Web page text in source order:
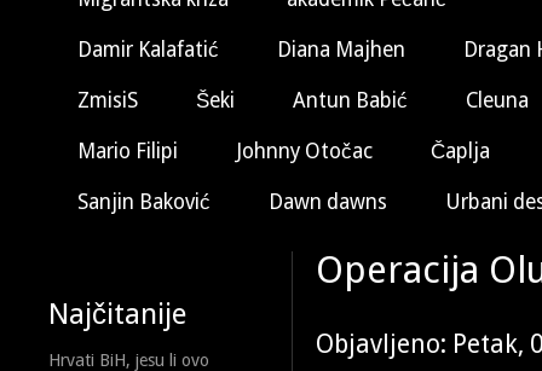
Damir Kalafatić Diana Majhen Dragan
ZmisiS Šeki Antun Babić Cleuna
Mario Filipi Johnny Otočac Čaplja
Sanjin Baković Dawn dawns Urbani
Najčitanije
Hrvati BiH, jesu li ovo
Operacija
Objavljeno: Petak,